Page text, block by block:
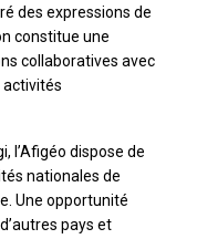
des expressions de
constitue une
collaboratives avec
activités
l’Afigéo dispose de
nationales de
Une opportunité
pays et